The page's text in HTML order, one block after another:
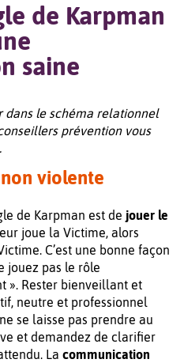
de Karpman
saine
dans le schéma relationnel
prévention vous
violente
de Karpman est de jouer le
joue la Victime, alors
C’est une bonne façon
jouez pas le rôle
». Rester bienveillant et
neutre et professionnel
se laisse pas prendre au
et demandez de clarifier
La communication